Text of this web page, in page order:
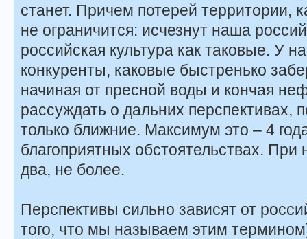
станет. Причем потерей территории,
не ограничится: исчезнут наша
российская культура как таковые. У
конкуренты, каковые быстренько
начиная от пресной воды и кончая
рассуждать о дальних перспективах,
только ближние. Максимум это – 4
благоприятных обстоятельствах. При
два, не более.
Перспективы сильно зависят от
того, что мы называем этим